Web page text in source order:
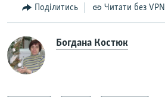
Поділитись Читати без VPN
Богдана Костюк